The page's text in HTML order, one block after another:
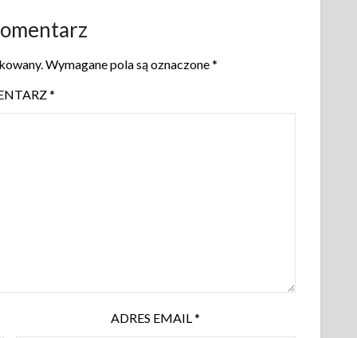
Wymagane pola są oznaczone*
*
ADRES EMAIL*